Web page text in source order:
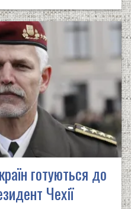
готуються до
Чехії